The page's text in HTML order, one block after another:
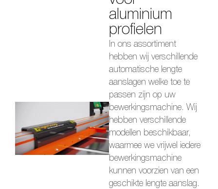
aluminium
profielen
In ons assortiment
hebben wij verschillende
automatische lengte
aanslagen welke toe te
passen zijn op uw
bewerkingsmachine. Wij
hebben verschillende
modellen beschikbaar,
waarmee we vrijwel iedere
bewerkingsmachine
kunnen voorzien van een
geschikte lengte aanslag.